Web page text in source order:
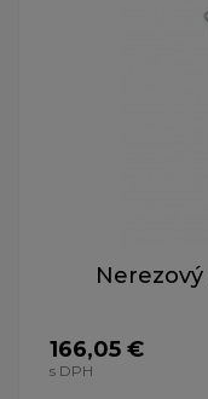
166,05 €
s DPH